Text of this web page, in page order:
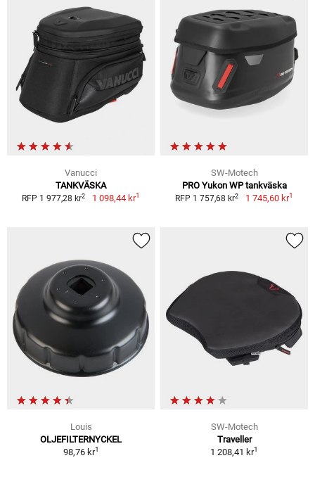
Vanucci
TANKVÄSKA
RFP 1 977,28 kr2 1 098,44 kr1
SW-Motech
PRO Yukon WP tankväska
RFP 1 757,68 kr2 1 745,60 kr1
Louis
OLJEFILTERNYCKEL
98,76 kr1
SW-Motech
Traveller
1 208,41 kr1